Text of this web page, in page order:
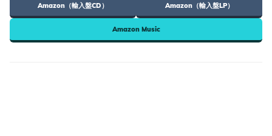
Amazon（輸入盤CD） Amazon（輸入盤LP）
Amazon Music